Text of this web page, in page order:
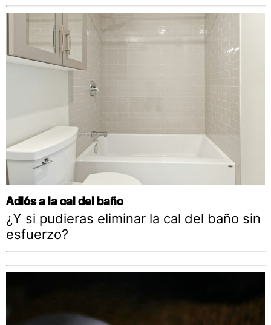
Adiós a la cal del baño
¿Y si pudieras eliminar la cal del baño sin
esfuerzo?